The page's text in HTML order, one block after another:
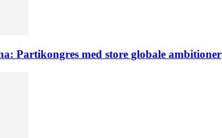
Partikongres med store globale ambitioner